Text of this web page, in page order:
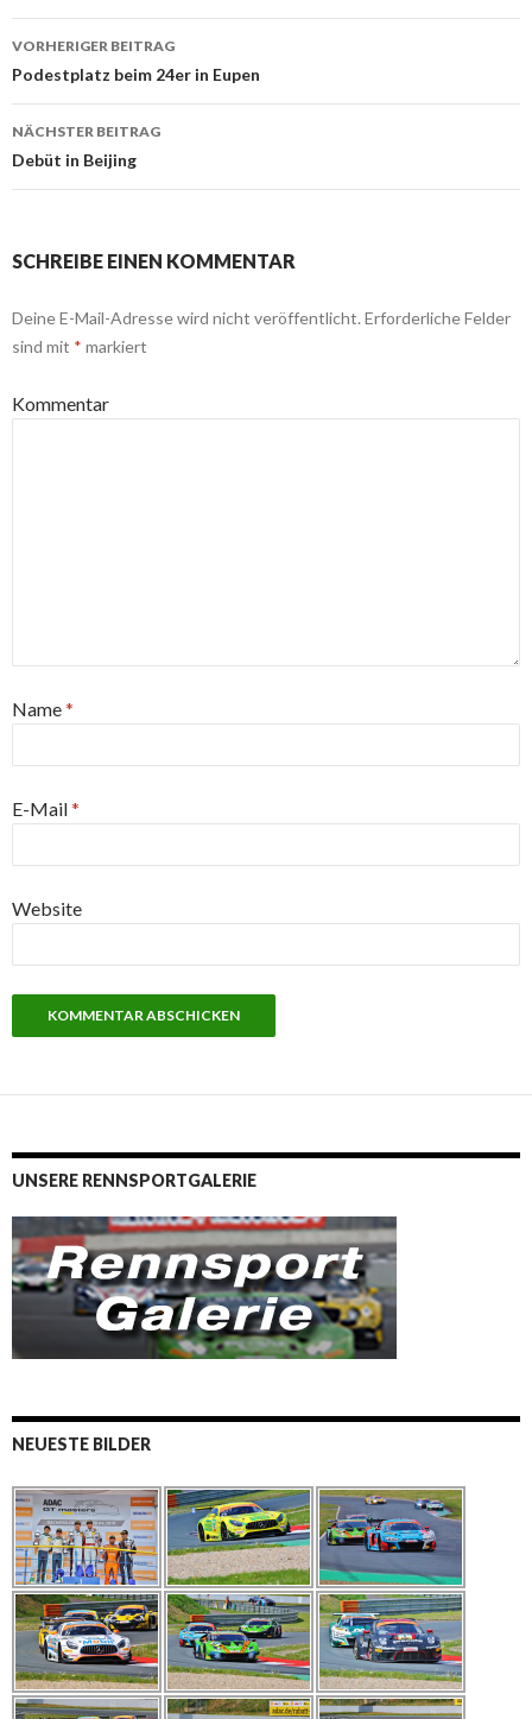
Beitrags-
Navigation
VORHERIGER BEITRAG
Podestplatz beim 24er in Eupen
NÄCHSTER BEITRAG
Debüt in Beijing
SCHREIBE EINEN KOMMENTAR
Deine E-Mail-Adresse wird nicht veröffentlicht. Erforderliche Felder
sind mit * markiert
Kommentar
Name*
E-Mail*
Website
UNSERE RENNSPORTGALERIE
NEUESTE BILDER